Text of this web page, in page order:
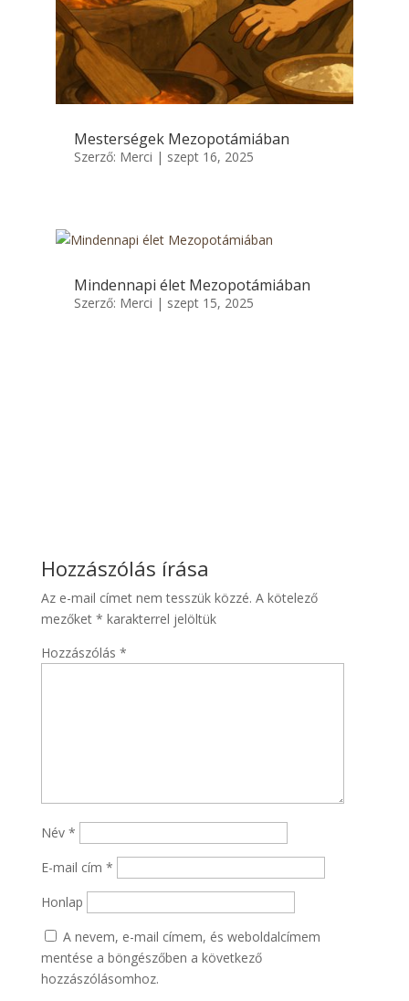
Mesterségek Mezopotámiában
Szerző: Merci | szept 16, 2025
Mindennapi élet Mezopotámiában
Szerző: Merci | szept 15, 2025
Hozzászólás írása
Az e-mail címet nem tesszük közzé. A kötelező
mezőket * karakterrel jelöltük
Hozzászólás *
Név *
E-mail cím *
Honlap
A nevem, e-mail címem, és weboldalcímem
mentése a böngészőben a következő
hozzászólásomhoz.